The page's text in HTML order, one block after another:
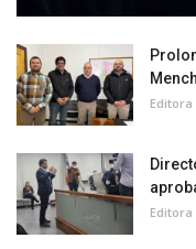
Editora
Editora